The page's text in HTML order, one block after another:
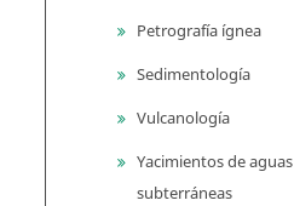
Petrografía ígnea
Sedimentología
Vulcanología
Yacimientos de aguas
subterráneas